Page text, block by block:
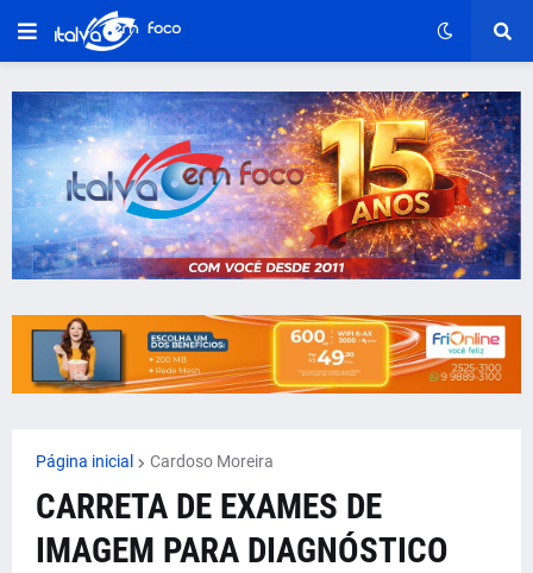
Página inicial Cardoso Moreira
CARRETA DE EXAMES DE
IMAGEM PARA DIAGNÓSTICO